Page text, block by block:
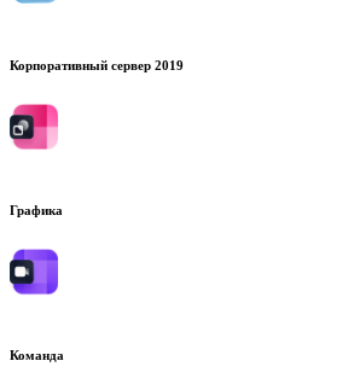
Корпоративный сервер 2019
Графика
Команда